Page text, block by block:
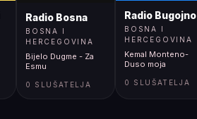
Radio Bosna
BOSNA I
HERCEGOVINA
Bijelo Dugme - Za
Esmu
0 SLUŠATELJA
Radio Bugojno
BOSNA I
HERCEGOVINA
Kemal Monteno-
Duso moja
0 SLUŠATELJA